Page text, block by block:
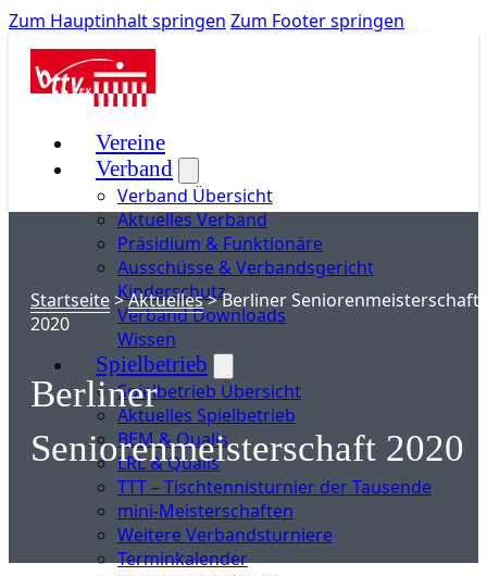
Zum Hauptinhalt springen Zum Footer springen
Vereine
Verband
Verband Übersicht
Aktuelles Verband
Präsidium & Funktionäre
Ausschüsse & Verbandsgericht
Kinderschutz
Verband Downloads
Wissen
Spielbetrieb
Spielbetrieb Übersicht
Aktuelles Spielbetrieb
BEM & Qualis
LRL & Qualis
TTT – Tischtennisturnier der Tausende
mini-Meisterschaften
Weitere Verbandsturniere
Terminkalender
Startseite>Aktuelles>Berliner Seniorenmeisterschaft
2020
Berliner
Seniorenmeisterschaft 2020